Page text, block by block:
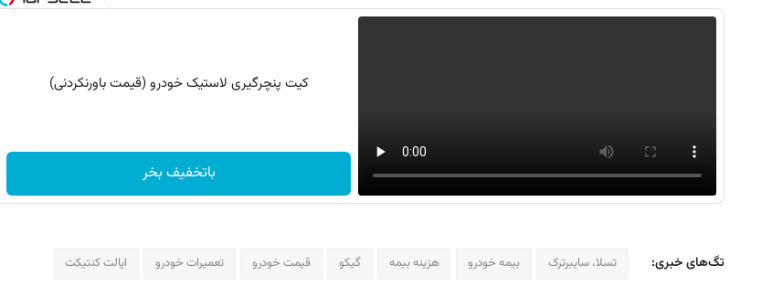
کیت پنچرگیری لاستیک خودرو (قیمت باورنکردنی)
باتخفیف بخر
تگ‌های خبری: تسلا، سایبرترک بیمه خودرو هزینه بیمه گیکو قیمت خودرو تعمیرات خودرو ایالت کنتیکت